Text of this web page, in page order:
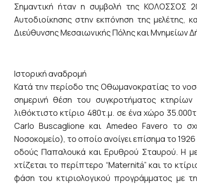
Σημαντική ήταν η συμβολή της ΚΟΛΟΣΣΟΣ
Αυτοδιοίκησης στην εκπόνηση της μελέτης,
Διεύθυνσης Μεσαιωνικής Πόλης και Μνημείων
Ιστορική αναδρομή
Κατά την περίοδο της Οθωμανοκρατίας το
σημερινή θέση του συγκροτήματος
λιθόκτιστο κτίριο 480τ.μ. σε ένα χώρο
Carlo Buscaglione και Amedeo Favero το
Νοσοκομείο), το οποίο ανοίγει επίσημα το
οδούς Παπαλουκά και Ερυθρού Σταυρού. Η
χτίζεται το περίπτερο “Maternitá” και το
φάση του κτιριολογικού προγράμματος με